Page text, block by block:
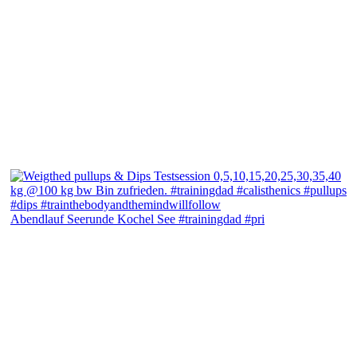
Abendlauf Seerunde Kochel See #trainingdad #pri